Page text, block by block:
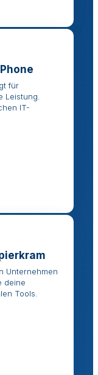
für
Leistung.
IT-
Unternehmen
deine
Tools.